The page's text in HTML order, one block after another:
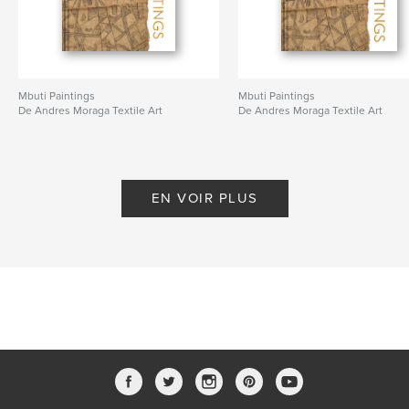
Mbuti Paintings
De Andres Moraga Textile Art
Mbuti Paintings
De Andres Moraga Textile Art
EN VOIR PLUS